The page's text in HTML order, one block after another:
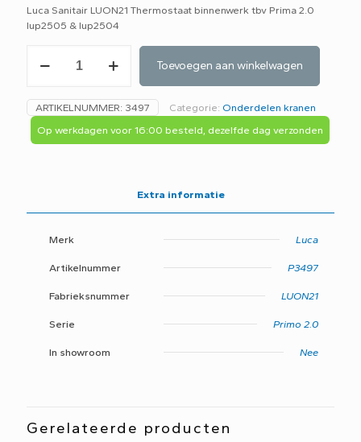
Luca Sanitair LUON21 Thermostaat binnenwerk tbv Prima 2.0
lup2505 & lup2504
Sanitair
Thermostaat
binnenwerk
tbv
Prima
Toevoegen aan winkelwagen
ARTIKELNUMMER: 3497 Categorie: Onderdelen kranen
Op werkdagen voor 16:00 besteld, dezelfde dag verzonden
Extra informatie
Merk Luca
Artikelnummer P3497
Fabrieksnummer LUON21
Serie Primo 2.0
In showroom Nee
Gerelateerde producten